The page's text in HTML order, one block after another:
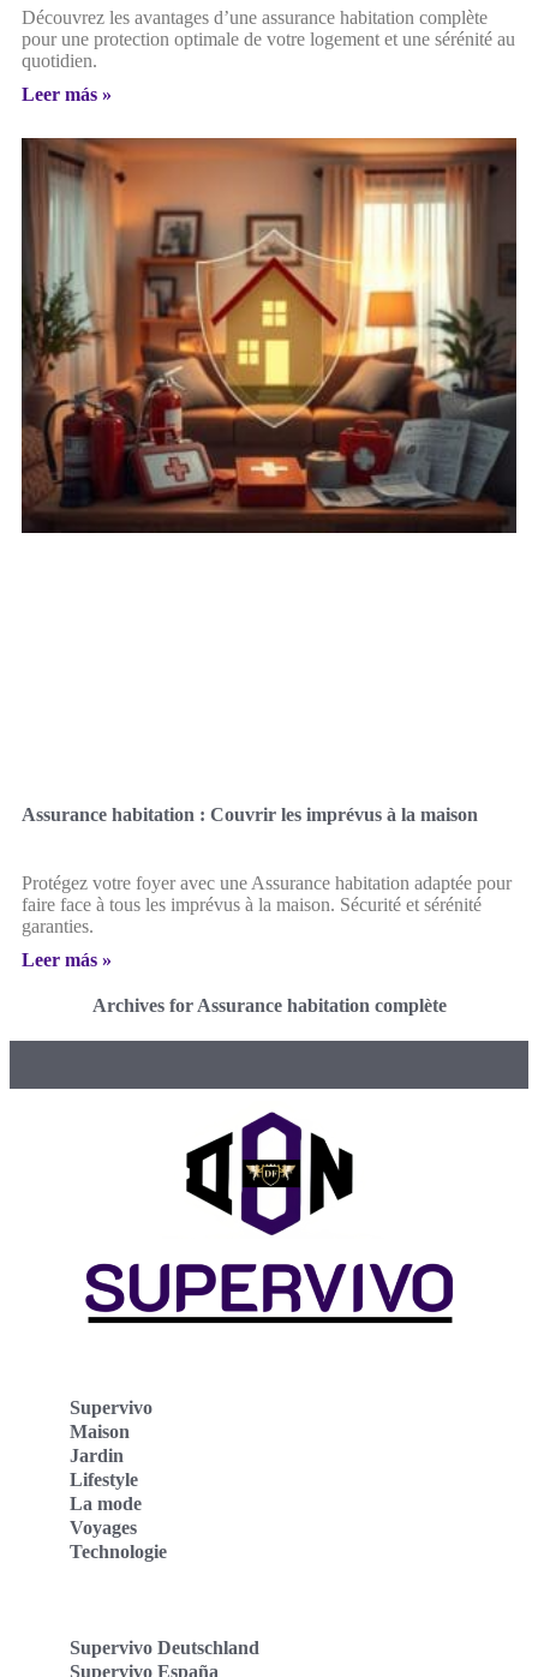
Découvrez les avantages d’une assurance habitation complète
pour une protection optimale de votre logement et une sérénité au
quotidien.
Leer más »
Assurance habitation : Couvrir les imprévus à la maison
Protégez votre foyer avec une Assurance habitation adaptée pour
faire face à tous les imprévus à la maison. Sécurité et sérénité
garanties.
Leer más »
Archives for Assurance habitation complète
Supervivo
Maison
Jardin
Lifestyle
La mode
Voyages
Technologie
Supervivo Deutschland
Supervivo España